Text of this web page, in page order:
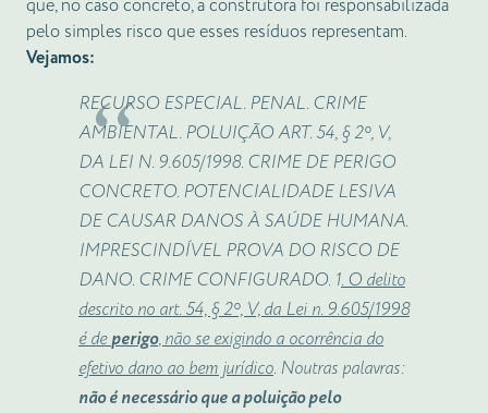
que, no caso concreto, a construtora foi responsabilizada
pelo simples risco que esses resíduos representam.
Vejamos:
RECURSO ESPECIAL. PENAL. CRIME
AMBIENTAL. POLUIÇÃO ART. 54, § 2º, V,
DA LEI N. 9.605/1998. CRIME DE PERIGO
CONCRETO. POTENCIALIDADE LESIVA
DE CAUSAR DANOS À SAÚDE HUMANA.
IMPRESCINDÍVEL PROVA DO RISCO DE
DANO. CRIME CONFIGURADO. 1. O delito
descrito no art. 54, § 2º, V, da Lei n. 9.605/1998
é deperigo, não se exigindo a ocorrência do
efetivo dano ao bem jurídico. Noutras palavras:
não é necessário que a poluição pelo